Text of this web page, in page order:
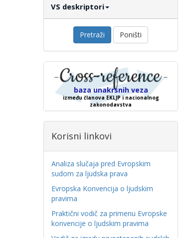
VS deskriptori
Pretraži Poništi
baza unakrsnih veza
između članova EKLJP i nacionalnog
zakonodavstva
Korisni linkovi
Analiza slučaja pred Evropskim
sudom za ljudska prava
Evropska Konvencija o ljudskim
pravima
Praktični vodič za primenu Evropske
konvencije o ljudskim pravima